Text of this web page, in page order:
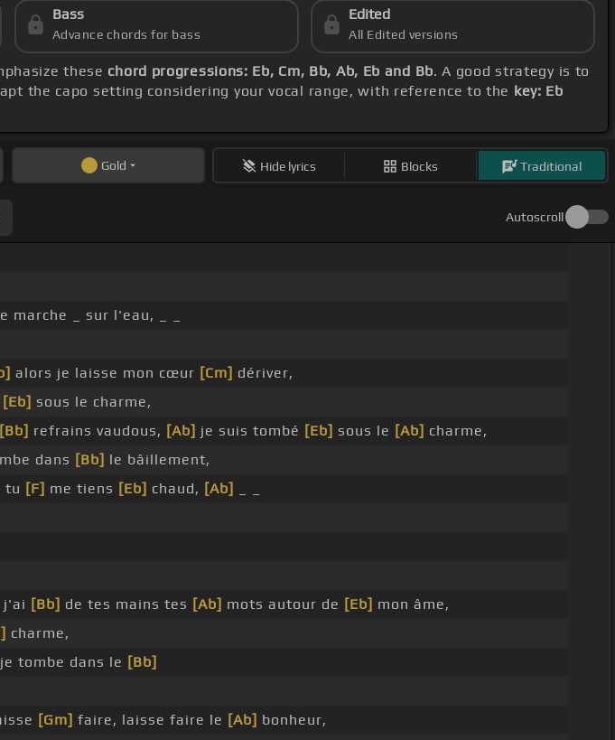
Bass
Advance chords for bass
Edited
All Edited versions
these chord progressions: Eb, Cm, Bb, Ab, Eb and Bb. A good strategy is to
the capo setting considering your vocal range, with reference to the key: Eb
Gold Hide lyrics Blocks Traditional
Autoscroll
marche _ sur l'eau, _ _
alors je laisse mon cœur [Cm] dériver,
[Eb] sous le charme,
[Bb] refrains vaudous, [Ab] je suis tombé [Eb] sous le [Ab] charme,
dans [Bb] le bâillement,
tu [F] me tiens [Eb] chaud, [Ab]
j'ai [Bb] de tes mains tes [Ab] mots autour de [Eb] mon âme,
charme,
tombe dans le [Bb]
[Gm] faire, laisse faire le [Ab] bonheur,